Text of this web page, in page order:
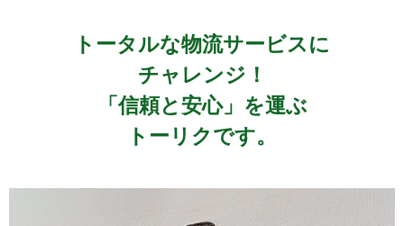
トータルな物流サービスに
チャレンジ！
「信頼と安心」を運ぶ
トーリクです。